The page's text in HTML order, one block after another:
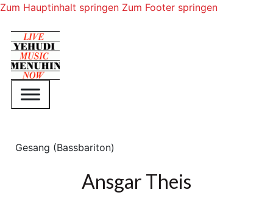
Zum Hauptinhalt springen Zum Footer springen
Gesang (Bassbariton)
Ansgar Theis